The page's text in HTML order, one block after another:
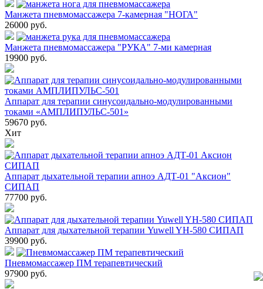
Манжета пневмомассажера 7-камерная "НОГА"
26000 руб.
Манжета пневмомассажера "РУКА" 7-ми камерная
19900 руб.
Аппарат для терапии синусоидально-модулированными
токами «АМПЛИПУЛЬС-501»
59670 руб.
Хит
Аппарат дыхательной терапии апноэ АДТ-01 "Аксион"
СИПАП
77700 руб.
Аппарат для дыхательной терапии Yuwell YH-580 СИПАП
39900 руб.
Пневмомассажер ПМ терапевтический
97900 руб.